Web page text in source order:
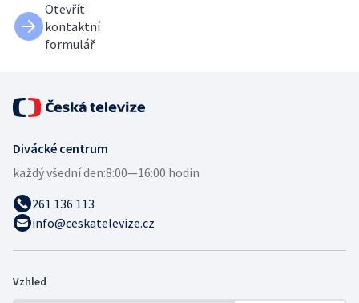
Otevřít
kontaktní
formulář
Divácké centrum
každý všední den:8:00—16:00 hodin
261 136 113
info@ceskatelevize.cz
Vzhled